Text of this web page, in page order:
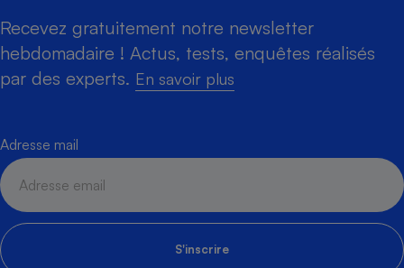
Recevez gratuitement notre newsletter
hebdomadaire ! Actus, tests, enquêtes réalisés
par des experts. En savoir plus
Adresse mail
S'inscrire